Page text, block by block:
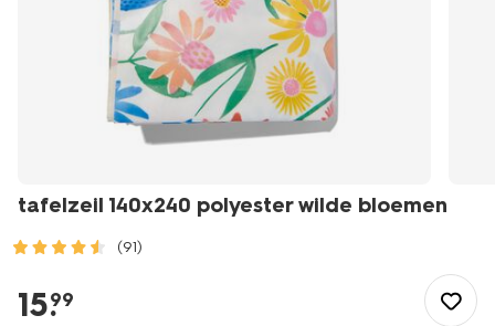
tafelzeil 140x240 polyester wilde bloemen
(91)
tafelen/keukentextiel-
tafeltextiel/tafelkleden/tafelzeil-
15.
99